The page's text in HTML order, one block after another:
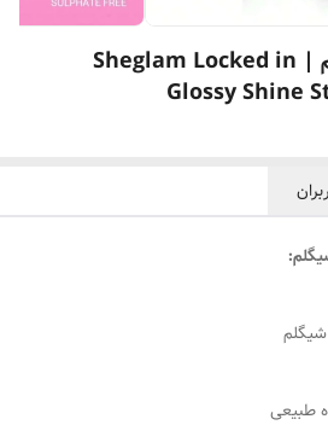
استیک مو وزگیر شیگلم | Sheglam Locked in
Glossy Shine
طبیعی